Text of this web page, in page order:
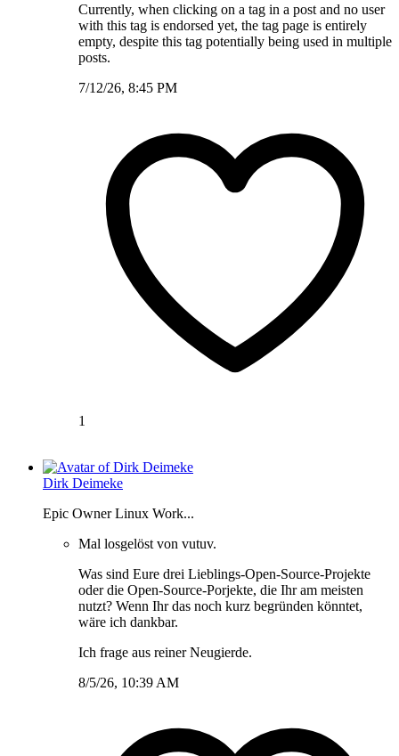
Currently, when clicking on a tag in a post and no user
with this tag is endorsed yet, the tag page is entirely
empty, despite this tag potentially being used in multiple
posts.
7/12/26, 8:45 PM
1
Dirk Deimeke
Epic Owner Linux Work...
Mal losgelöst von vutuv.
Was sind Eure drei Lieblings-Open-Source-Projekte
oder die Open-Source-Porjekte, die Ihr am meisten
nutzt? Wenn Ihr das noch kurz begründen könntet,
wäre ich dankbar.
Ich frage aus reiner Neugierde.
8/5/26, 10:39 AM